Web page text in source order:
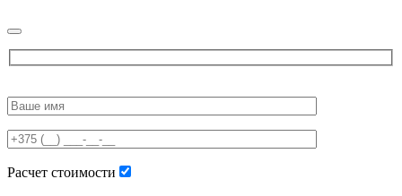
leave
field
empty.
Расчет стоимости